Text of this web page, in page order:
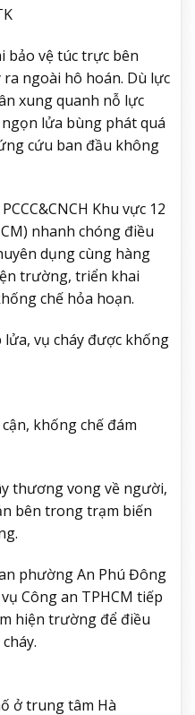
bảo vệ túc trực bên
ngoài hô hoán. Dù lực
xung quanh nỗ lực
lửa bùng phát quá
cứu ban đầu không
Khu vực 12
nhanh chóng điều
dụng cùng hàng
trường, triển khai
chế hỏa hoạn.
vụ cháy được khống
khống chế đám
thương vong về người,
bên trong trạm biến
phường An Phú Đông
Công an TPHCM tiếp
hiện trường để điều
ở trung tâm Hà